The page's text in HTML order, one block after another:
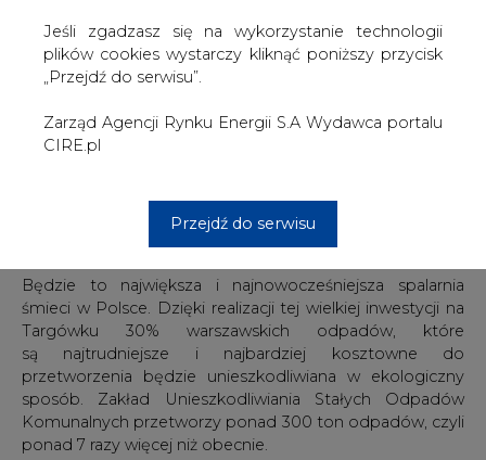
Zarząd Agencji Rynku Energii S.A Wydawca portalu
CIRE.pl
Przejdź do serwisu
Spalarnia śmieci Warszawa Targówek jest
rozbudowywana już drugi rok.
Będzie to największa i najnowocześniejsza spalarnia
śmieci w Polsce. Dzięki realizacji tej wielkiej inwestycji na
Targówku 30% warszawskich odpadów, które
są najtrudniejsze i najbardziej kosztowne do
przetworzenia będzie unieszkodliwiana w ekologiczny
sposób. Zakład Unieszkodliwiania Stałych Odpadów
Komunalnych przetworzy ponad 300 ton odpadów, czyli
ponad 7 razy więcej niż obecnie.
Warszawa zyska nowoczesną spalarnię, która zasili
w ciepło i energię elektryczną kilkanaście tysięcy
gospodarstw.